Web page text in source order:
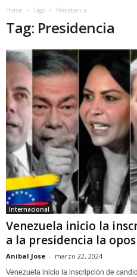
Home Tags Presidencia
Tag: Presidencia
Internacional
Venezuela inicio la
a la presidencia la
Anibal Jose - marzo 22, 2024
Venezuela inicio la inscripción de